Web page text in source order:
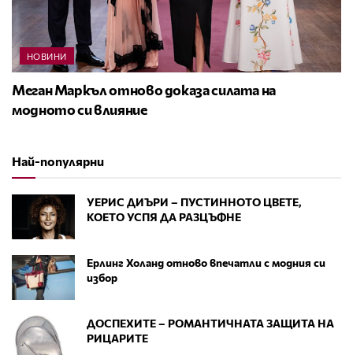
НОВИНИ
Меган Маркъл отново доказа силата на
модното си влияние
Най-популярни
УЕРИС ДИЪРИ – ПУСТИННОТО ЦВЕТЕ,
КОЕТО УСПЯ ДА РАЗЦЪФНЕ
Ерлинг Холанд отново впечатли с модния си
избор
ДОСПЕХИТЕ – РОМАНТИЧНАТА ЗАЩИТА НА
РИЦАРИТЕ